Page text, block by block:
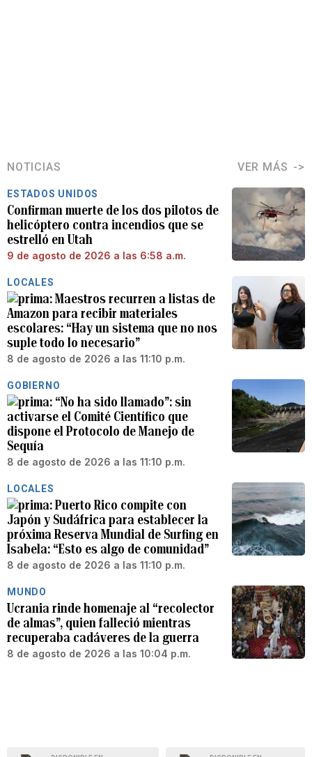
NOTICIAS VER MÁS
ESTADOS UNIDOS
Confirman muerte de los dos pilotos de
helicóptero contra incendios que se
estrelló en Utah
9 de agosto de 2026 a las 6:58 a.m.
LOCALES
Maestros recurren a listas de
Amazon para recibir materiales
escolares: “Hay un sistema que no nos
suple todo lo necesario”
8 de agosto de 2026 a las 11:10 p.m.
GOBIERNO
“No ha sido llamado”: sin
activarse el Comité Científico que
dispone el Protocolo de Manejo de
Sequía
8 de agosto de 2026 a las 11:10 p.m.
LOCALES
Puerto Rico compite con
Japón y Sudáfrica para establecer la
próxima Reserva Mundial de Surfing en
Isabela: “Esto es algo de comunidad”
8 de agosto de 2026 a las 11:10 p.m.
MUNDO
Ucrania rinde homenaje al “recolector
de almas”, quien falleció mientras
recuperaba cadáveres de la guerra
8 de agosto de 2026 a las 10:04 p.m.